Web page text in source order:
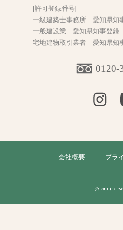
[許可登録番号]
一級建築士事務所 愛知県知
一般建設業 愛知県知事登録
宅地建物取引業者 愛知県知
0120-
会社概要｜ プラ
© omura-